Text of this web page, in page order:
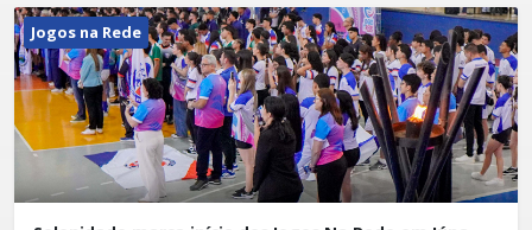
Jogos na Rede